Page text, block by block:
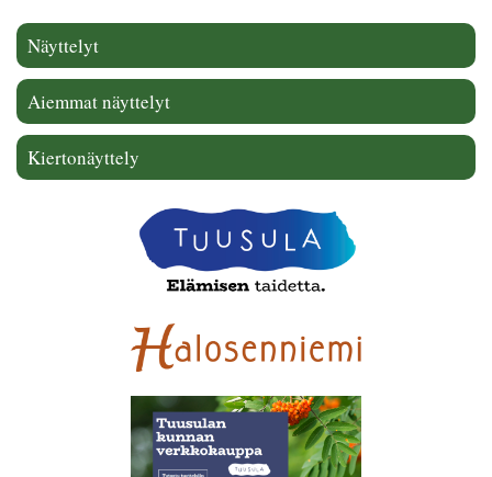
Näyttelyt
Aiemmat näyttelyt
Kiertonäyttely